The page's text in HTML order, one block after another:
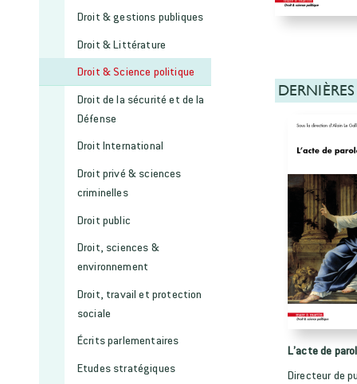
Droit & gestions publiques
Droit & Littérature
Droit & Science politique
Droit de la sécurité et de la
Défense
Droit International
Droit privé & sciences
criminelles
Droit public
Droit, sciences &
environnement
Droit, travail et protection
sociale
Écrits parlementaires
Etudes stratégiques
L’acte de
Directeur de